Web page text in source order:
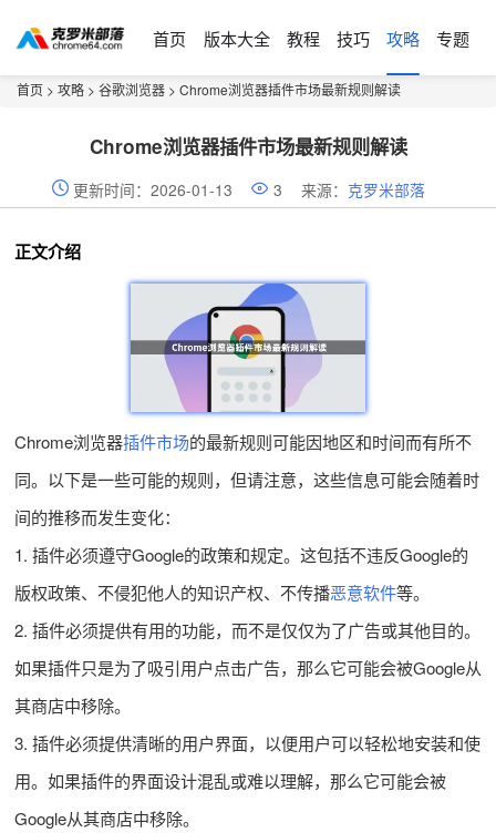
首页 版本大全 教程 技巧 攻略 专题
首页 > 攻略 > 谷歌浏览器 > Chrome浏览器插件市场最新规则解读
Chrome浏览器插件市场最新规则解读
更新时间：2026-01-13 3 来源： 克罗米部落
正文介绍
Chrome浏览器插件市场的最新规则可能因地区和时间而有所不
同。以下是一些可能的规则，但请注意，这些信息可能会随着时
间的推移而发生变化：
1. 插件必须遵守Google的政策和规定。这包括不违反Google的
版权政策、不侵犯他人的知识产权、不传播恶意软件等。
2. 插件必须提供有用的功能，而不是仅仅为了广告或其他目的。
如果插件只是为了吸引用户点击广告，那么它可能会被Google从
其商店中移除。
3. 插件必须提供清晰的用户界面，以便用户可以轻松地安装和使
用。如果插件的界面设计混乱或难以理解，那么它可能会被
Google从其商店中移除。